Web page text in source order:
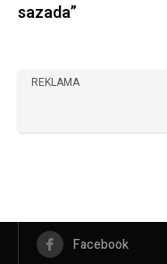
sazada”
REKLAMA
Facebook